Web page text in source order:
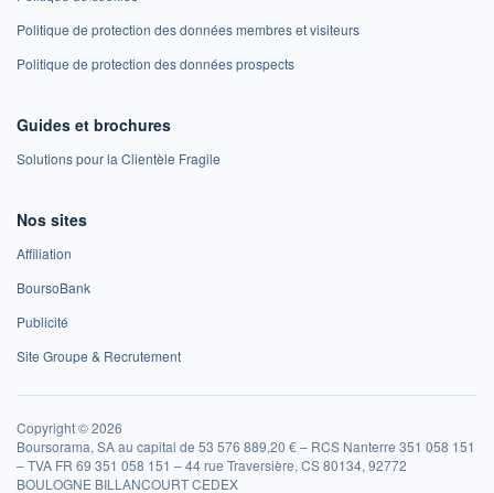
Politique de protection des données membres et visiteurs
Politique de protection des données prospects
Guides et brochures
Solutions pour la Clientèle Fragile
Nos sites
Affiliation
BoursoBank
Publicité
Site Groupe & Recrutement
Copyright © 2026
Boursorama, SA au capital de 53 576 889,20 € – RCS Nanterre 351 058 151
– TVA FR 69 351 058 151 – 44 rue Traversière, CS 80134, 92772
BOULOGNE BILLANCOURT CEDEX